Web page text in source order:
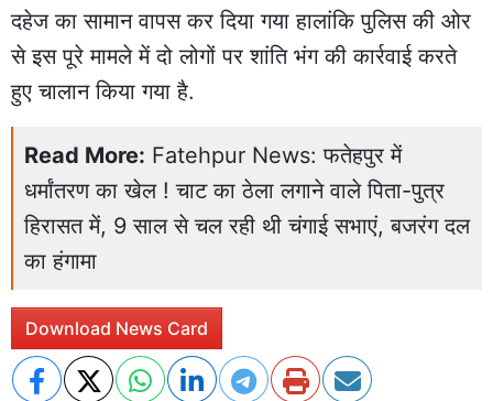
दहेज का सामान वापस कर दिया गया हालांकि पुलिस की ओर
से इस पूरे मामले में दो लोगों पर शांति भंग की कार्रवाई करते
हुए चालान किया गया है.
Read More: Fatehpur News: फतेहपुर में
धर्मांतरण का खेल ! चाट का ठेला लगाने वाले पिता-पुत्र
हिरासत में, 9 साल से चल रही थी चंगाई सभाएं, बजरंग दल
का हंगामा
Download News Card